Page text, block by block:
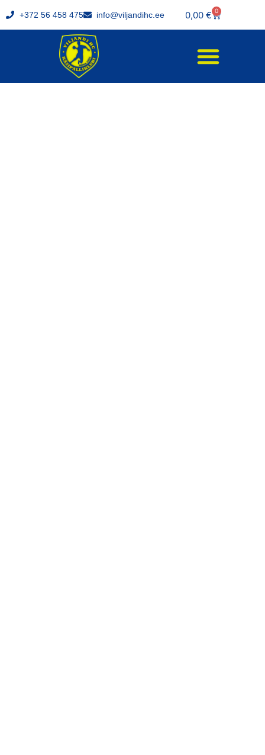
+372 56 458 475 info@viljandihc.ee 0,00 € 0